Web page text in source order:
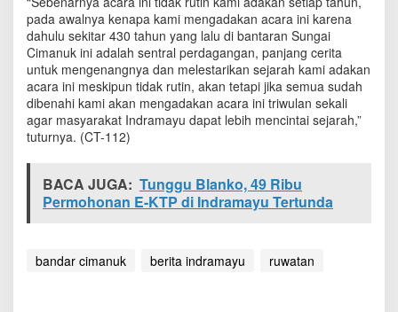
k
a
n
D
i
a
d
a
T
r
pada awalnya kenapa kami mengadakan acara ini karena
dahulu sekitar 430 tahun yang lalu di bantaran Sungai
Cimanuk ini adalah sentral perdagangan, panjang cerita
untuk mengenangnya dan melestarikan sejarah kami adakan
acara ini meskipun tidak rutin, akan tetapi jika semua sudah
dibenahi kami akan mengadakan acara ini triwulan sekali
agar masyarakat Indramayu dapat lebih mencintai sejarah,”
tuturnya. (CT-112)
BACA JUGA: Tunggu Blanko, 49 Ribu
Permohonan E-KTP di Indramayu Tertunda
bandar cimanuk berita indramayu ruwatan